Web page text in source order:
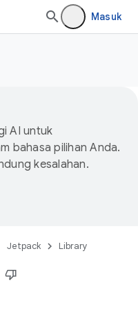
Masuk
AI untuk
bahasa pilihan Anda.
kesalahan.
Jetpack Library